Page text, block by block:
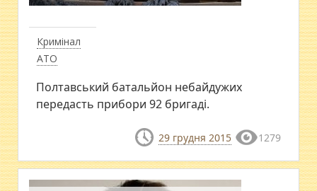
Кримінал
АТО
Полтавський батальйон небайдужих
передасть прибори 92 бригаді.
29 грудня 2015 1279